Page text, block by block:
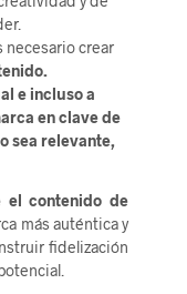
necesario crear
e incluso a
en clave de
sea relevante,
el contenido de
más auténtica y
fidelización